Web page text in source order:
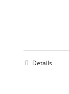
Details